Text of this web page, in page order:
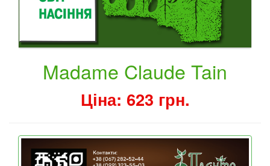
Madame Claude Tain
Ціна: 623 грн.